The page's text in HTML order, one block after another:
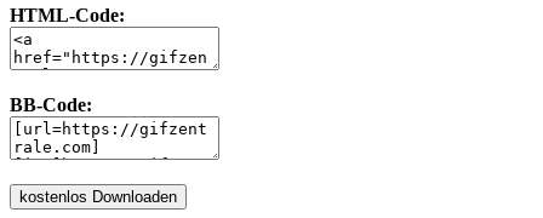
HTML-Code:
BB-Code: